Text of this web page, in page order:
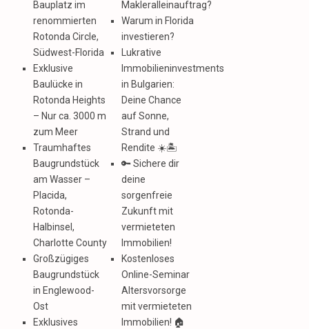
Bauplatz im
renommierten
Rotonda Circle,
Südwest-Florida
Exklusive
Baulücke in
Rotonda Heights
– Nur ca. 3000 m
zum Meer
Traumhaftes
Baugrundstück
am Wasser –
Placida,
Rotonda-
Halbinsel,
Charlotte County
Großzügiges
Baugrundstück
in Englewood-
Ost
Exklusives
Makleralleinauftrag?
Warum in Florida
investieren?
Lukrative
Immobilieninvestments
in Bulgarien:
Deine Chance
auf Sonne,
Strand und
Rendite ☀️🏝️
🔑 Sichere dir
deine
sorgenfreie
Zukunft mit
vermieteten
Immobilien!
Kostenloses
Online-Seminar
Altersvorsorge
mit vermieteten
Immobilien! 🏠